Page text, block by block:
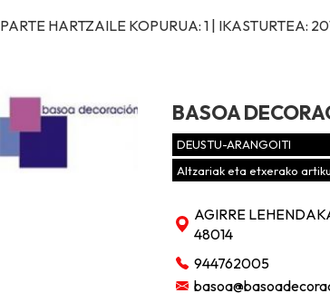
PARTE HARTZAILE KOPURUA: 1 | IKASTURTEA:
BASOA
DEUSTU-ARANGOITI
Altzariak eta etxerako
AGIRRE
48014
944762005